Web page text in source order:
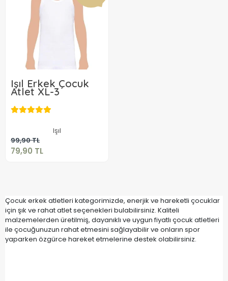
Işıl Erkek Çocuk
Atlet XL-3
Işıl
99,90 TL
79,90 TL
79,90 TL
Sepete Ekle
Çocuk erkek atletleri kategorimizde, enerjik ve hareketli çocuklar
için şık ve rahat atlet seçenekleri bulabilirsiniz. Kaliteli
malzemelerden üretilmiş, dayanıklı ve uygun fiyatlı çocuk atletleri
ile çocuğunuzun rahat etmesini sağlayabilir ve onların spor
yaparken özgürce hareket etmelerine destek olabilirsiniz.